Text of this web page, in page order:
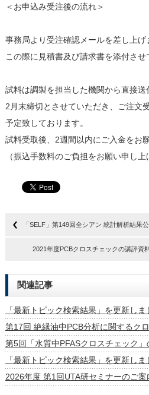
＜お申込み受注後の流れ＞
事務局より受注確認メールを差し上げ
この際に見積書及び請求書を添付させ
試料は調製を担当した機関から直接送
2月末締切とさせていただき、ご注文
予定致しております。
試料受取後、2週間以内にご入金をお
（振込手数料のご負担をお願い申し上
「SELF」第149回全シアン 統計解析結果
2021年度PCBクロスチェックの講評資
関連記事
「最新トピック検索結果」を更新しま
第17回 絶縁油中PCB分析に関するク
第5回「水質中PFASクロスチェック」
「最新トピック検索結果」を更新しま
2026年度 第1回UTA研セミナーのご